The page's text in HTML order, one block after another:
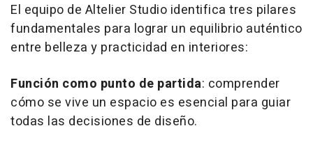
El equipo de Altelier Studio identifica tres pilares
fundamentales para lograr un equilibrio auténtico
entre belleza y practicidad en interiores:
Función como punto de partida: comprender
cómo se vive un espacio es esencial para guiar
todas las decisiones de diseño.